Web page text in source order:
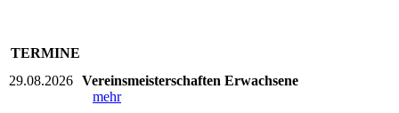
TERMINE
29.08.2026 Vereinsmeisterschaften Erwachsene
mehr